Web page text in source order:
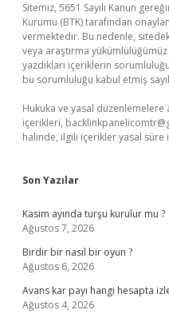
Sitemiz, 5651 Sayılı Kanun
Kurumu (BTK) tarafından
vermektedir. Bu nedenle,
veya araştırma
yazdıkları içeriklerin
bu sorumluluğu kabul etmiş
Hukuka ve yasal düzenlemelere
içerikleri,
halinde, ilgili içerikler yasal süre
Son Yazılar
Kasim ayında turşu kurulur mu ?
Ağustos 7, 2026
Birdir bir nasıl bir oyun ?
Ağustos 6, 2026
Avans kar payı hangi hesapta
Ağustos 4, 2026